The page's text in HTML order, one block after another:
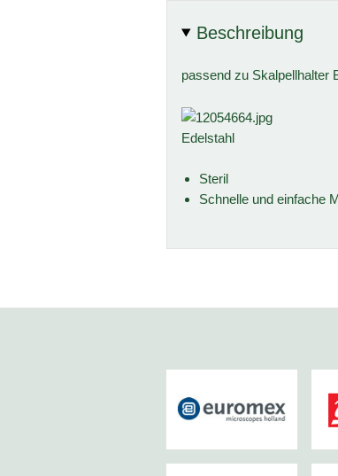
Beschreibung
passend zu Skalpellhalter
Edelstahl
Steril
Schnelle und einfache